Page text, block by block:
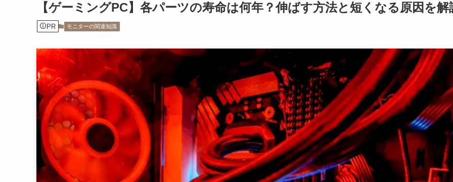
【ゲーミングPC】各パーツの寿命は何年？伸ばす方法と短くなる原因を解
PR モニターの関連知識